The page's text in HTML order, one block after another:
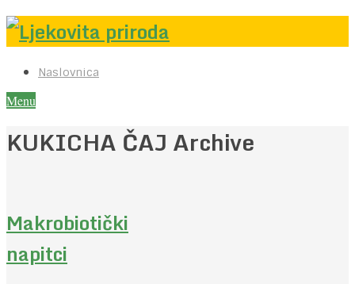
Naslovnica
Menu
KUKICHA ČAJ Archive
Makrobiotički
napitci